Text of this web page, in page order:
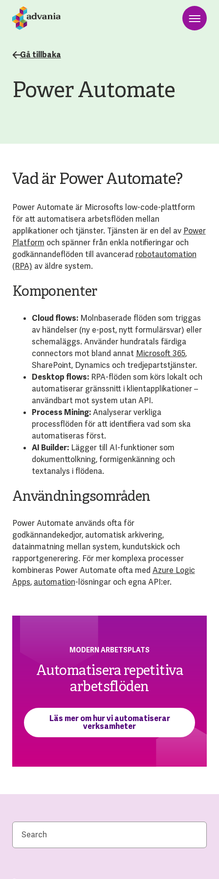
Gå tillbaka
Power Automate
Vad är Power Automate?
Power Automate är Microsofts low-code-plattform
för att automatisera arbetsflöden mellan
applikationer och tjänster. Tjänsten är en del av Power
Platform och spänner från enkla notifieringar och
godkännandeflöden till avancerad robotautomation
(RPA) av äldre system.
Komponenter
Cloud flows:Molnbaserade flöden som triggas
av händelser (ny e-post, nytt formulärsvar) eller
schemaläggs. Använder hundratals färdiga
connectors mot bland annat Microsoft 365,
SharePoint, Dynamics och tredjepartstjänster.
Desktop flows:RPA-flöden som körs lokalt och
automatiserar gränssnitt i klientapplikationer –
användbart mot system utan API.
Process Mining:Analyserar verkliga
processflöden för att identifiera vad som ska
automatiseras först.
AI Builder:Lägger till AI-funktioner som
dokumenttolkning, formigenkänning och
textanalys i flödena.
Användningsområden
Power Automate används ofta för
godkännandekedjor, automatisk arkivering,
datainmatning mellan system, kundutskick och
rapportgenerering. För mer komplexa processer
kombineras Power Automate ofta med Azure Logic
Apps, automation-lösningar och egna API:er.
MODERN ARBETSPLATS
Automatisera repetitiva
arbetsflöden
Läs mer om hur vi automatiserar
verksamheter